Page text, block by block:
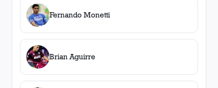
Fernando Monetti
Brian Aguirre